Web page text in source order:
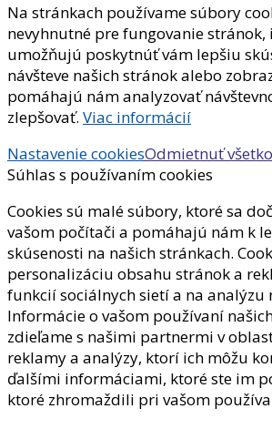
Na stránkach používame súbory
nevyhnutné pre fungovanie stránok,
umožňujú poskytnúť vám lepšiu
návšteve našich stránok alebo
pomáhajú nám analyzovať
zlepšovať. Viac informácií
Nastavenie cookiesOdmietnuť všetko
Súhlas s používaním cookies
Cookies sú malé súbory, ktoré sa
vašom počítači a pomáhajú nám k
skúsenosti na našich stránkach.
personalizáciu obsahu stránok a
funkcií sociálnych sietí a na analýzu
Informácie o vašom používaní
zdieľame s našimi partnermi v
reklamy a analýzy, ktorí ich môžu
ďalšími informáciami, ktoré ste im
ktoré zhromaždili pri vašom